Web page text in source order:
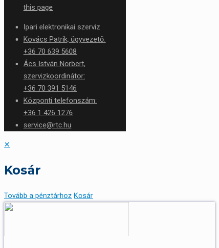
this page
Ipari elektronikai szerviz
Kovács Patrik, ügyvezető:
+36 70 639 5608
Ács István Norbert,
szervizkoordinátor:
+36 70 391 5146
Központi telefonszám:
+36 1 426 1276
service@rtc.hu
✕
Kosár
Tovább a pénztárhoz Kosár